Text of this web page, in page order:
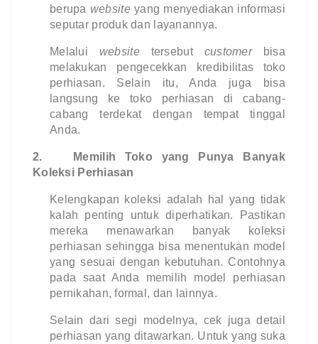
berupa website yang menyediakan informasi
seputar produk dan layanannya.
Melalui website tersebut customer bisa
melakukan pengecekkan kredibilitas toko
perhiasan. Selain itu, Anda juga bisa
langsung ke toko perhiasan di cabang-
cabang terdekat dengan tempat tinggal
Anda.
2.
Memilih Toko yang Punya Banyak
Koleksi Perhiasan
Kelengkapan koleksi adalah hal yang tidak
kalah penting untuk diperhatikan. Pastikan
mereka menawarkan banyak koleksi
perhiasan sehingga bisa menentukan model
yang sesuai dengan kebutuhan. Contohnya
pada saat Anda memilih model perhiasan
pernikahan, formal, dan lainnya.
Selain dari segi modelnya, cek juga detail
perhiasan yang ditawarkan. Untuk yang suka